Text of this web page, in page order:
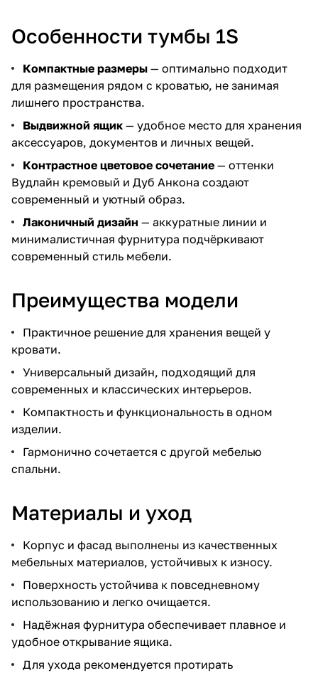
Особенности тумбы 1S
Компактные размеры — оптимально подходит
для размещения рядом с кроватью, не занимая
лишнего пространства.
Выдвижной ящик — удобное место для хранения
аксессуаров, документов и личных вещей.
Контрастное цветовое сочетание — оттенки
Вудлайн кремовый и Дуб Анкона создают
современный и уютный образ.
Лаконичный дизайн — аккуратные линии и
минималистичная фурнитура подчёркивают
современный стиль мебели.
Преимущества модели
Практичное решение для хранения вещей у
кровати.
Универсальный дизайн, подходящий для
современных и классических интерьеров.
Компактность и функциональность в одном
изделии.
Гармонично сочетается с другой мебелью
спальни.
Материалы и уход
Корпус и фасад выполнены из качественных
мебельных материалов, устойчивых к износу.
Поверхность устойчива к повседневному
использованию и легко очищается.
Надёжная фурнитура обеспечивает плавное и
удобное открывание ящика.
Для ухода рекомендуется протирать